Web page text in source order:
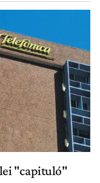
"capituló"